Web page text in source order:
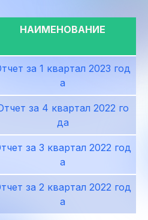
НАИМЕНОВАНИЕ
за 1 квартал 2023 год
а
за 4 квартал 2022 го
да
за 3 квартал 2022 год
а
за 2 квартал 2022 год
а